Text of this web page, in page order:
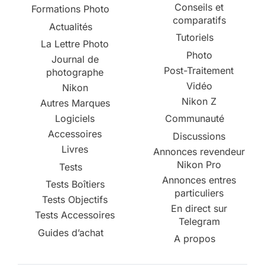
Formations Photo
Actualités
La Lettre Photo
Journal de
photographe
Nikon
Autres Marques
Logiciels
Accessoires
Livres
Tests
Tests Boîtiers
Tests Objectifs
Tests Accessoires
Guides d’achat
Conseils et
comparatifs
Tutoriels
Photo
Post-Traitement
Vidéo
Nikon Z
Communauté
Discussions
Annonces revendeur
Nikon Pro
Annonces entres
particuliers
En direct sur
Telegram
A propos